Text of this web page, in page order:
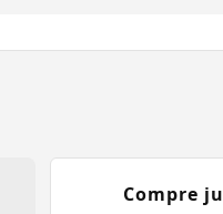
Compre